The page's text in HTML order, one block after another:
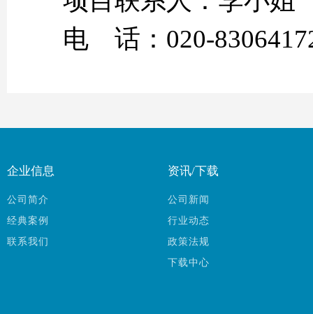
电 话：020-
企业信息
公司简介
经典案例
联系我们
资讯/下载
公司新闻
行业动态
政策法规
下载中心